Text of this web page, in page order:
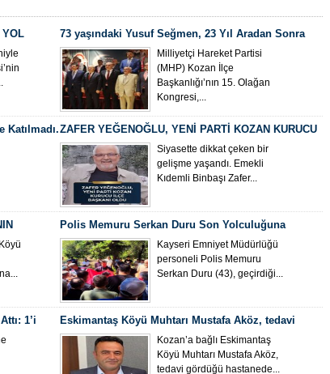
YOL
73 yaşındaki Yusuf Seğmen, 23 Yıl Aradan Sonra
Yeniden MHP Kozan İlçe Başkanı Oldu
Milliyetçi Hareket Partisi
(MHP) Kozan İlçe
Başkanlığı’nın 15. Olağan
Kongresi,...
Katılmadı.ZAFER YEĞENOĞLU, YENİ PARTİ KOZAN KURUCU
İLÇE BAŞKANI OLDUSiyasette dikkat çeken bir
gelişme yaşandı. Emekli
Kıdemli Binbaşı Zafer...
Polis Memuru Serkan Duru Son Yolculuğuna
Uğurlandı
Kayseri Emniyet Müdürlüğü
personeli Polis Memuru
Serkan Duru (43), geçirdiği...
1’i
Eskimantaş Köyü Muhtarı Mustafa Aköz, tedavi
gördüğü hastanede hayatını kaybetti.
Kozan’a bağlı Eskimantaş
Köyü Muhtarı Mustafa Aköz,
tedavi gördüğü hastanede...